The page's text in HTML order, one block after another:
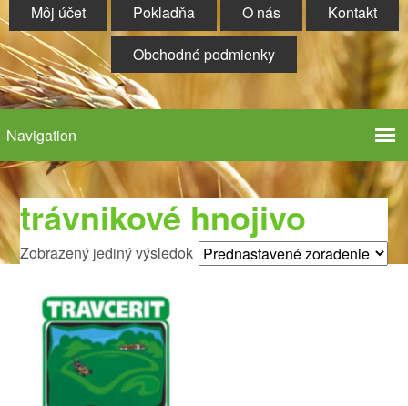
Môj účet Pokladňa O nás
Kontakt
Obchodné podmienky
trávnikové hnojivo
Zobrazený jediný výsledok